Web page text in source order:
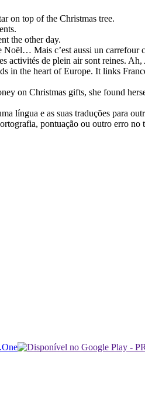
on top of the Christmas tree.
.
the other day.
Noël… Mais c’est aussi un carrefour
activités de plein air sont reines. Ah,
in the heart of Europe. It links
on Christmas gifts, she found
língua e as suas traduções para
pontuação ou outro erro